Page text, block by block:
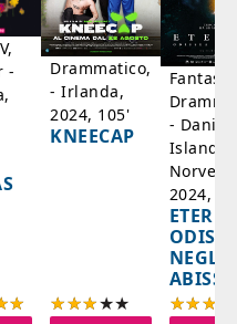
-
Drammatico,
- Irlanda,
2024, 105'
KNEECAP
-
Islanda,
2024,
NEGLI
ABISSI